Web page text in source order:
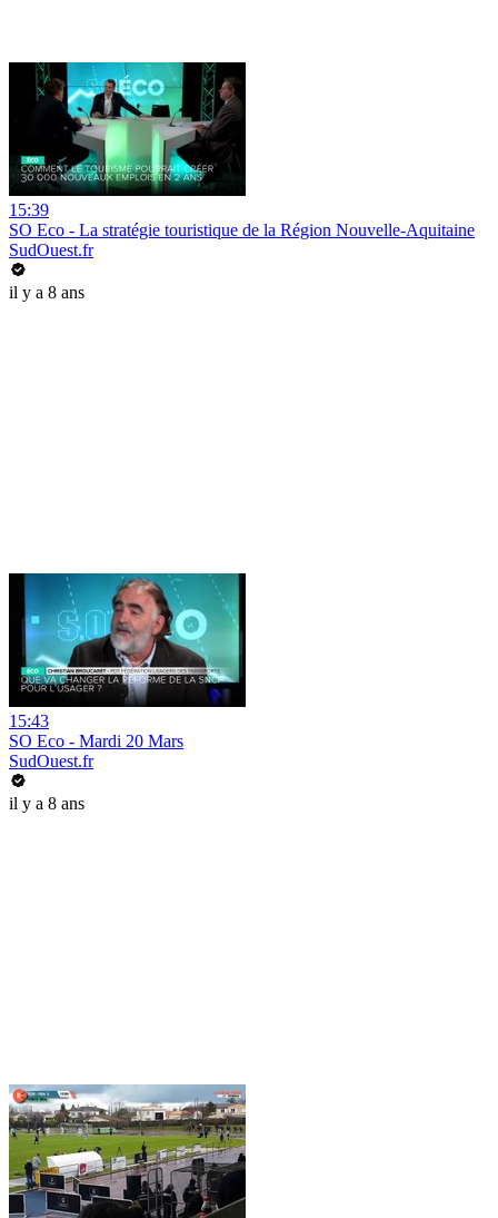
15:39
SO Eco - La stratégie touristique de la Région Nouvelle-Aquitaine
SudOuest.fr
il y a 8 ans
15:43
SO Eco - Mardi 20 Mars
SudOuest.fr
il y a 8 ans